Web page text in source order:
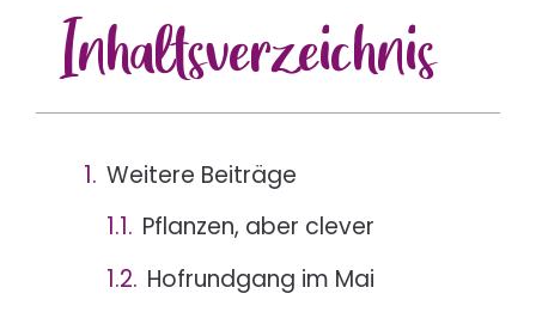
Inhaltsverzeichnis
Weitere Beiträge
Pflanzen, aber clever
Hofrundgang im Mai